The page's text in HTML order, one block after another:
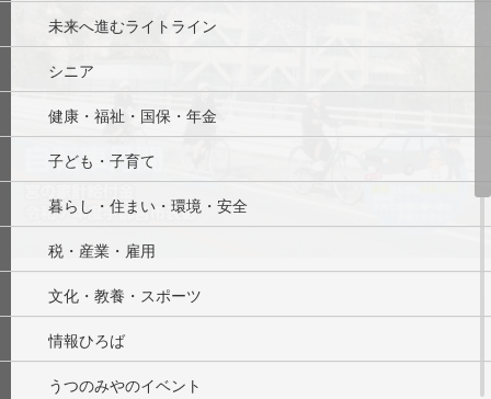
未来へ進むライトライン
シニア
健康・福祉・国保・年金
子ども・子育て
暮らし・住まい・環境・安全
税・産業・雇用
文化・教養・スポーツ
情報ひろば
うつのみやのイベント